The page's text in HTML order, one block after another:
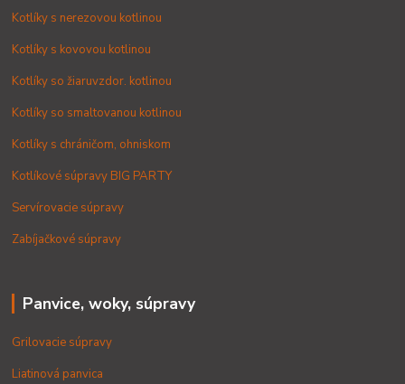
Kotlíky s nerezovou kotlinou
Kotlíky s kovovou kotlinou
Kotlíky so žiaruvzdor. kotlinou
Kotlíky so smaltovanou kotlinou
Kotlíky s chráničom, ohniskom
Kotlíkové súpravy BIG PARTY
Servírovacie súpravy
Zabíjačkové súpravy
Panvice, woky, súpravy
Grilovacie súpravy
Liatinová panvica